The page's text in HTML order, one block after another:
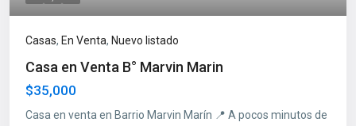
Casas, En Venta, Nuevo listado
Casa en Venta B° Marvin Marin
$35,000
Casa en venta en Barrio Marvin Marín 📍 A pocos minutos de